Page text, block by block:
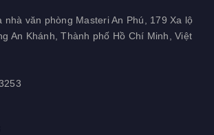
mốc
hóa
nhà văn phòng Masteri An Phú, 179 Xa lộ
An Khánh, Thành phố Hồ Chí Minh, Việt